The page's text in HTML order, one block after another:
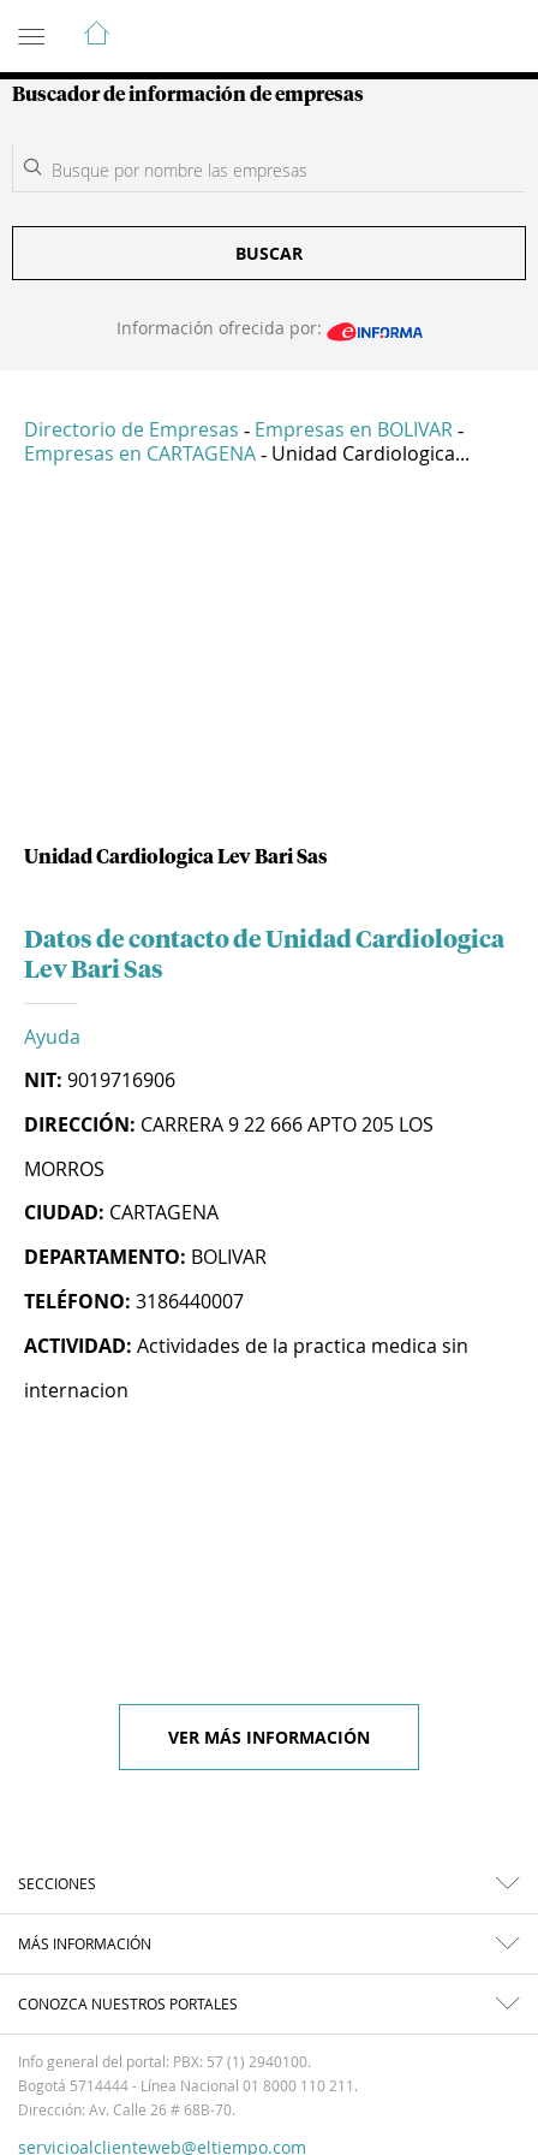
Guía de Empresas Colombianas
Buscador de información de empresas
BUSCAR
Información ofrecida por:
Directorio de Empresas - Empresas en BOLIVAR -
Empresas en CARTAGENA - Unidad Cardiologica...
Unidad Cardiologica Lev Bari Sas
Datos de contacto de Unidad Cardiologica
Lev Bari Sas
Ayuda
NIT: 9019716906
DIRECCIÓN: CARRERA 9 22 666 APTO 205 LOS
MORROS
CIUDAD: CARTAGENA
DEPARTAMENTO: BOLIVAR
TELÉFONO: 3186440007
ACTIVIDAD: Actividades de la practica medica sin
internacion
VER MÁS INFORMACIÓN
SECCIONES
MÁS INFORMACIÓN
CONOZCA NUESTROS PORTALES
Info general del portal: PBX: 57 (1) 2940100.
Bogotá 5714444 - Línea Nacional 01 8000 110 211.
Dirección: Av. Calle 26 # 68B-70.
servicioalclienteweb@eltiempo.com